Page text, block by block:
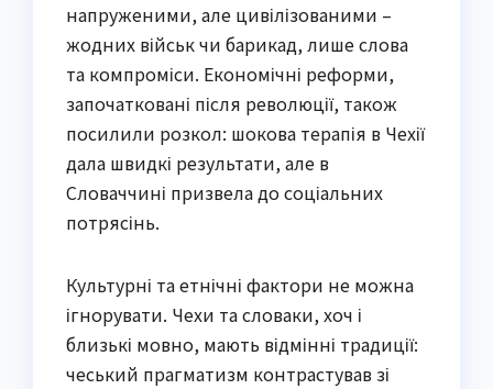
напруженими, але цивілізованими –
жодних військ чи барикад, лише слова
та компроміси. Економічні реформи,
започатковані після революції, також
посилили розкол: шокова терапія в Чехії
дала швидкі результати, але в
Словаччині призвела до соціальних
потрясінь.
Культурні та етнічні фактори не можна
ігнорувати. Чехи та словаки, хоч і
близькі мовно, мають відмінні традиції:
чеський прагматизм контрастував зі